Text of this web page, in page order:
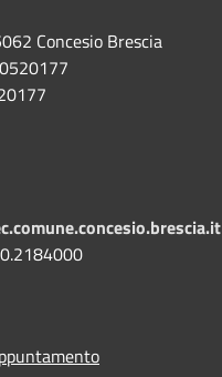
Concesio Brescia